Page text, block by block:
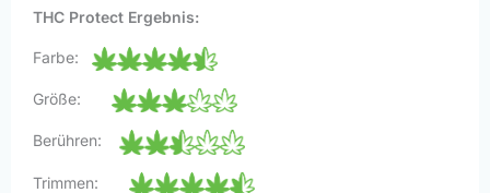
THC Protect Ergebnis:
Farbe:
Größe:
Berühren:
Trimmen: